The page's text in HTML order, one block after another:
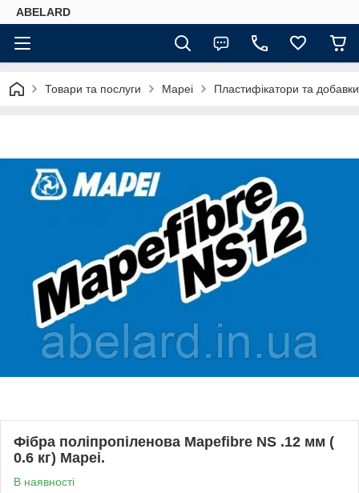
ABELARD
Товари та послуги Mapei Пластифікатори та добавки
Фібра поліпропіленова Mapefibre NS .12 мм (
0.6 кг) Mapei.
В наявності